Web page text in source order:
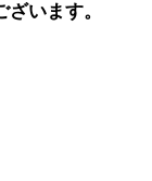
ざいます。